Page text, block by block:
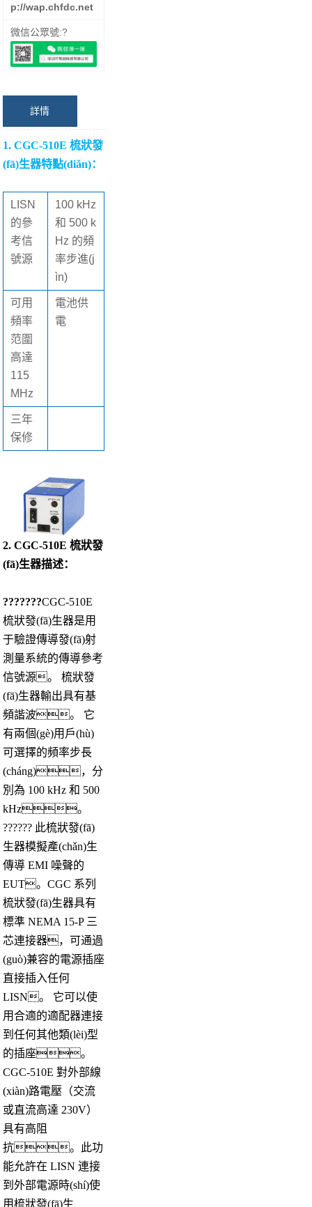
p://wap.chfdc.net
微信公眾號:?
詳情
1. CGC-510E 梳狀發
(fā)生器特點(diǎn)：
LISN
的參
考信
號源
100 kHz
和 500 k
Hz 的頻
率步進(j
ìn)
可用
頻率
范圍
高達
115
MHz
電池供
電
三年
保修
2. CGC-510E 梳狀發
(fā)生器描述：
???????CGC-510E
梳狀發(fā)生器是用
于驗證傳導發(fā)射
測量系統的傳導參考
信號源。 梳狀發
(fā)生器輸出具有基
頻諧波。 它
有兩個(gè)用戶(hù)
可選擇的頻率步長
(cháng)，分
別為 100 kHz 和 500
kHz。
?????? 此梳狀發(fā)
生器模擬產(chǎn)生
傳導 EMI 噪聲的
EUT。CGC 系列
梳狀發(fā)生器具有
標準 NEMA 15-P 三
芯連接器，可通過
(guò)兼容的電源插座
直接插入任何
LISN。 它可以使
用合適的適配器連接
到任何其他類(lèi)型
的插座。
CGC-510E 對外部線
(xiàn)路電壓（交流
或直流高達 230V）
具有高阻
抗。此功
能允許在 LISN 連接
到外部電源時(shí)使
用梳狀發(fā)生